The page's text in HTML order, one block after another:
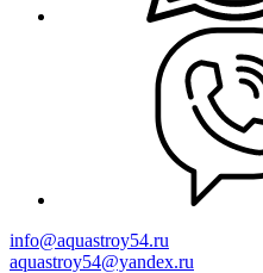
info@aquastroy54.ru
aquastroy54@yandex.ru